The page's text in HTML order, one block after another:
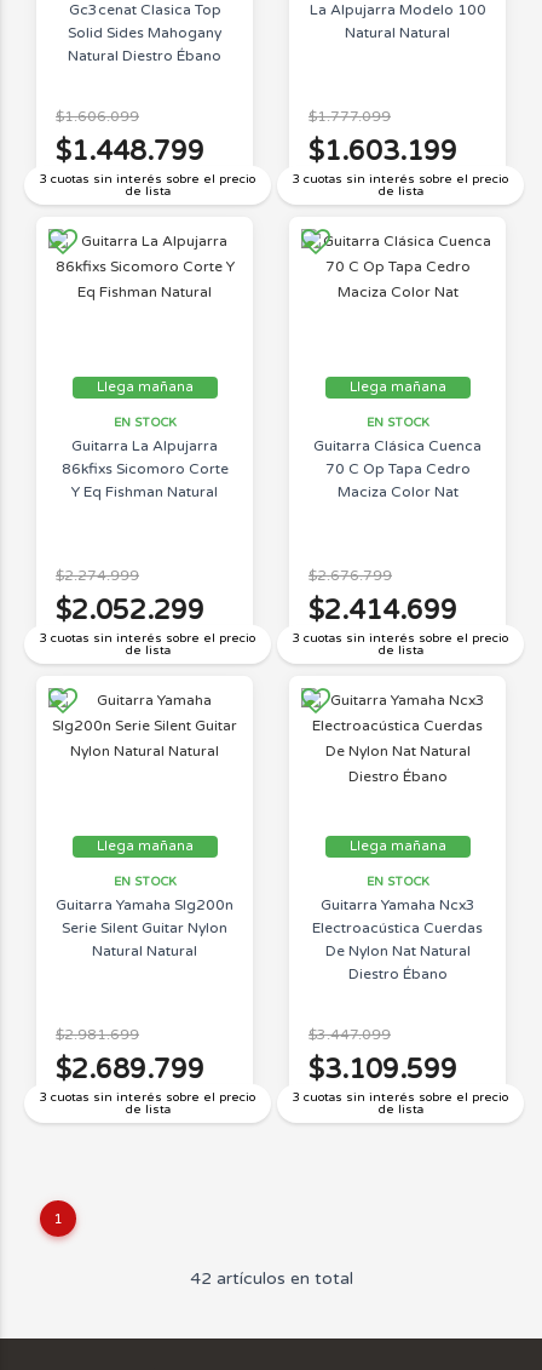
Gc3cenat Clasica Top
Solid Sides Mahogany
Natural Diestro Ébano
3 cuotas sin interés sobre el precio
de lista
$1.606.099
$1.448.799
La Alpujarra Modelo 100
Natural Natural
3 cuotas sin interés sobre el precio
de lista
$1.777.099
$1.603.199
Llega mañana
EN STOCK
Guitarra La Alpujarra
86kfixs Sicomoro Corte
Y Eq Fishman Natural
3 cuotas sin interés sobre el precio
de lista
$2.274.999
$2.052.299
Llega mañana
EN STOCK
Guitarra Clásica Cuenca
70 C Op Tapa Cedro
Maciza Color Nat
3 cuotas sin interés sobre el precio
de lista
$2.676.799
$2.414.699
Llega mañana
EN STOCK
Guitarra Yamaha Slg200n
Serie Silent Guitar Nylon
Natural Natural
3 cuotas sin interés sobre el precio
de lista
$2.981.699
$2.689.799
Llega mañana
EN STOCK
Guitarra Yamaha Ncx3
Electroacústica Cuerdas
De Nylon Nat Natural
Diestro Ébano
3 cuotas sin interés sobre el precio
de lista
$3.447.099
$3.109.599
1
42 artículos en total